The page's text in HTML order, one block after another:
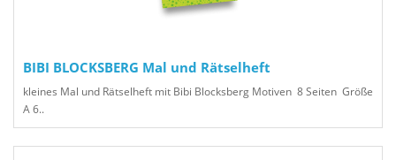
BIBI BLOCKSBERG Mal und Rätselheft
kleines Mal und Rätselheft mit Bibi Blocksberg Motiven 8 Seiten Größe
A 6..